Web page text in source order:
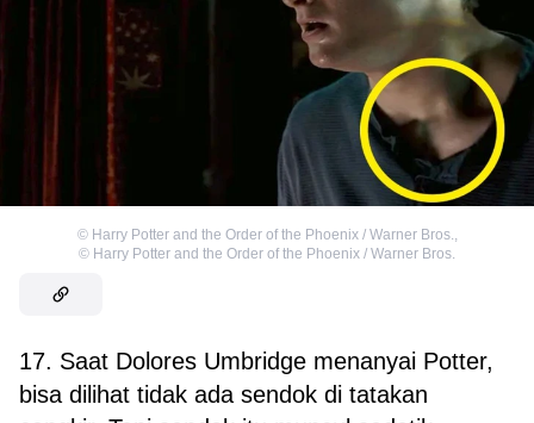
© Harry Potter and the Order of the Phoenix / Warner Bros.,
© Harry Potter and the Order of the Phoenix / Warner Bros.
17. Saat Dolores Umbridge menanyai Potter,
bisa dilihat tidak ada sendok di tatakan